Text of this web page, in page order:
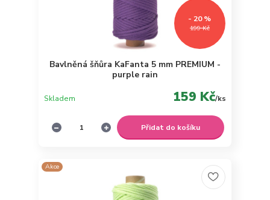
199 Kč
- 20 %
Bavlněná šňůra KaFanta 5 mm PREMIUM -
purple rain
159 Kč/ks
Skladem
Přidat do košíku
Akce